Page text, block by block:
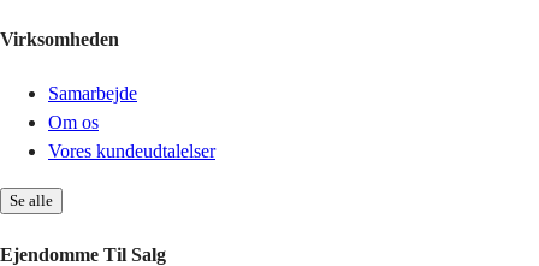
Virksomheden
Samarbejde
Om os
Vores kundeudtalelser
Se alle
Ejendomme Til Salg